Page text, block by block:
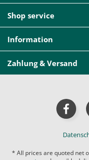
Shop service
Information
Zahlung & Versand
* All prices are quoted net